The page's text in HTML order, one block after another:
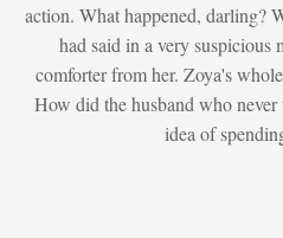
action. What happened, darling?
had said in a very suspicious
comforter from her. Zoya's
How did the husband who
idea of